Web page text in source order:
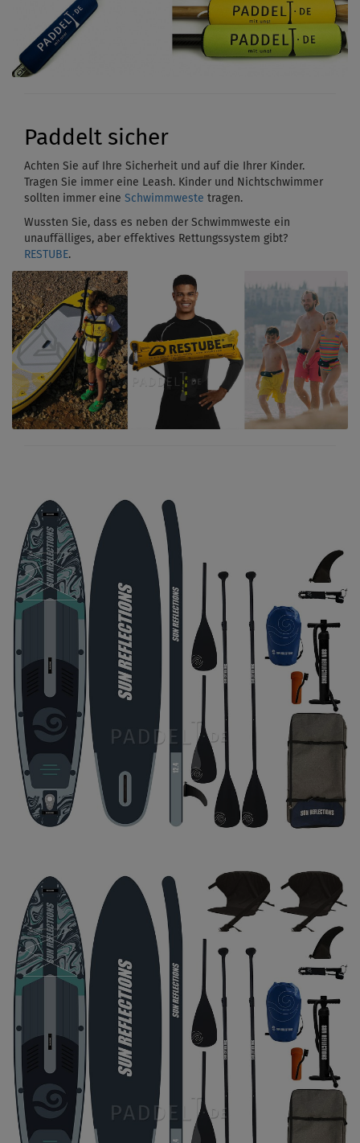
Paddelt sicher
Achten Sie auf Ihre Sicherheit und auf die Ihrer Kinder.
Tragen Sie immer eine Leash. Kinder und Nichtschwimmer
sollten immer eine Schwimmweste tragen.
Wussten Sie, dass es neben der Schwimmweste ein
unauffälliges, aber effektives Rettungssystem gibt?
RESTUBE.